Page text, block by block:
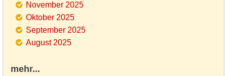
November 2025
Oktober 2025
September 2025
August 2025
mehr...